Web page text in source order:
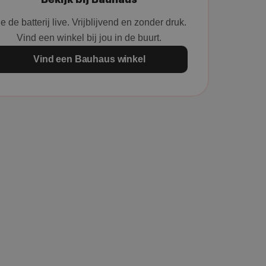
de batterij live. Vrijblijvend en zonder druk.
Vind een winkel bij jou in de buurt.
Vind een Bauhaus winkel